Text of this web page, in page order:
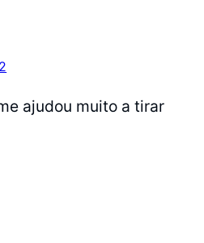
ajudou muito a tirar